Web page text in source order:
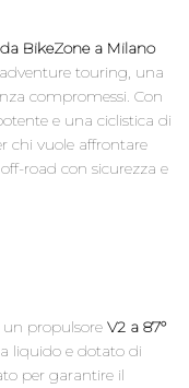
BikeZone a Milano
touring, una
compromessi. Con
e una ciclistica di
chi vuole affrontare
road con sicurezza e
propulsore V2 a 87°
liquido e dotato di
per garantire il